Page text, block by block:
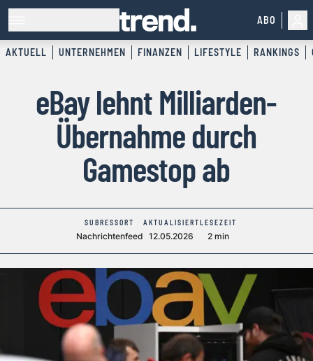
ABO
AKTUELL UNTERNEHMEN FINANZEN LIFESTYLE RANKINGS
eBay lehnt Milliarden-
Übernahme durch
Gamestop ab
SUBRESSORT
Nachrichtenfeed
AKTUALISIERT
12.05.2026
LESEZEIT
2 min